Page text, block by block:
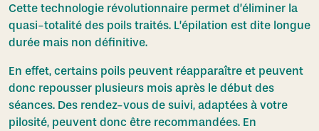
Cette technologie révolutionnaire permet d’éliminer la
quasi-totalité des poils traités. L’épilation est dite longue
durée mais non définitive.
En effet, certains poils peuvent réapparaître et peuvent
donc repousser plusieurs mois après le début des
séances. Des rendez-vous de suivi, adaptées à votre
pilosité, peuvent donc être recommandées. En